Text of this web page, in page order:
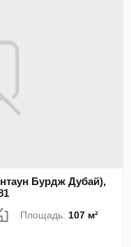
Бурдж Дубай),
Площадь: 107 м²